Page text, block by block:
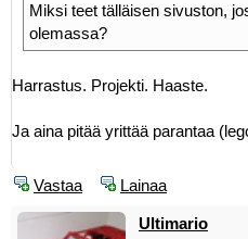
Miksi teet tälläisen sivuston,
olemassa?
Harrastus. Projekti. Haaste.
Ja aina pitää yrittää parantaa
Vastaa Lainaa
Ultimario